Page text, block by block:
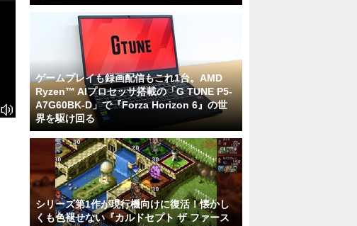
ゲームプレイも録画配信もこれ1台。AMD
Ryzen™ AIプロセッサ搭載の「G TUNE P5-
A7G60BK-D」で『Forza Horizon 6』の世
界を駆け回る
シリーズ第1作が現行機向けに復活！懐かし
くも色褪せない『カルドセプト ザ ファース